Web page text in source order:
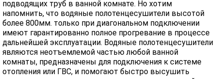
подводящих труб в ванной комнате. Но хотим
напомнить, что водяные полотенцесушители высотой
более 800мм. только при диагональном подключении
имеют гарантированно полное прогревание в процессе
дальнейшей эксплуатации. Водяные полотенцесушители
являются неотъемлемой частью любой ванной
комнаты, предназначены для подключения к системе
отопления или ГВС, и помогают быстро высушить